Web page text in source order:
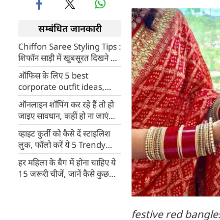
सम्बंधित जानकारी
Chiffon Saree Styling Tips :
शिफॉन साड़ी में खूबसूरत दिखने के
टिप्‍स
ऑफिस के लिए 5 best
corporate outfit ideas,
जानिए किन आउटफिट्स से मिलेगा
परफेक्ट प्रोफेशनल लुक
ऑनलाइन शॉपिंग कर रहे हैं तो हो
जाइए सावधान, कहीं हो ना जाएं
किसी स्कैम के शिकार
व्हाइट कुर्ती को कैसे दें स्टाइलिश
लुक, फॉलो करें ये 5 Trendy
Outfit Tips
हर महिला के बैग में होना चाहिए ये
15 जरूरी चीजें, जानें कैसे कुछ
festive red